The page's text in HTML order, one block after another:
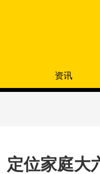
资讯
定位家庭大